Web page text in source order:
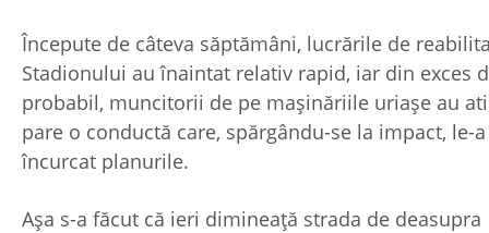
Începute de câteva săptămâni, lucrările de
Stadionului au înaintat relativ rapid, iar din exces
probabil, muncitorii de pe mașinăriile uriașe au
pare o conductă care, spărgându-se la impact, le-a
încurcat planurile.
Așa s-a făcut că ieri dimineață strada de deasupra